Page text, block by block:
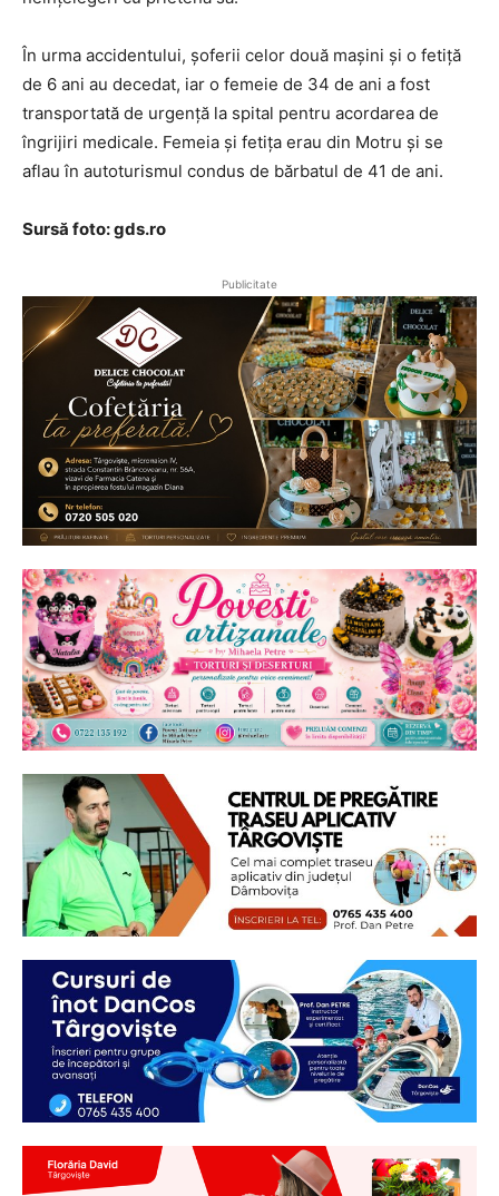
În urma accidentului, șoferii celor două mașini și o fetiță
de 6 ani au decedat, iar o femeie de 34 de ani a fost
transportată de urgență la spital pentru acordarea de
îngrijiri medicale. Femeia și fetița erau din Motru și se
aflau în autoturismul condus de bărbatul de 41 de ani.
Sursă foto: gds.ro
Publicitate